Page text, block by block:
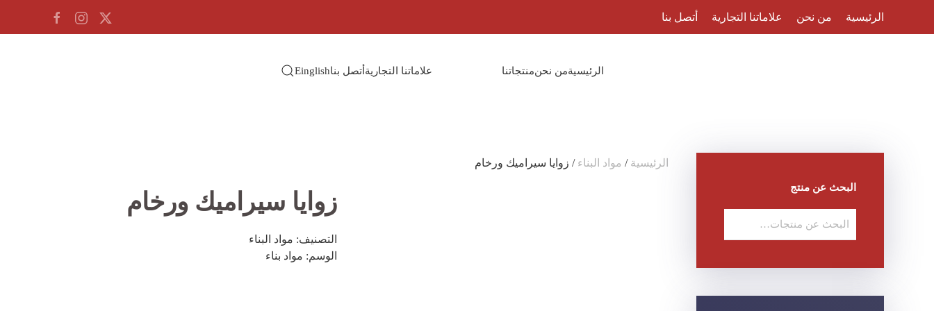
الرئيسية من نحن علاماتنا التجارية أتصل بنا
الرئيسيةمن نحنمنتجاتنا علاماتنا التجاريةأتصل بناEinglish
الرئيسية / مواد البناء / زوايا سيراميك ورخام
زوايا سيراميك ورخام
التصنيف: مواد البناء
الوسم: مواد بناء
البحث عن منتج
البحث